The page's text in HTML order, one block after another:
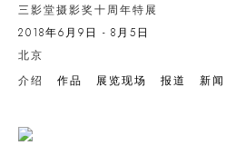
三影堂摄影奖十周年特展
2018年6月9日 - 8月5日
北京
介绍
作品 展览现场 报道 新闻